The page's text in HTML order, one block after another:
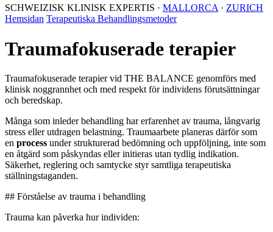
SCHWEIZISK KLINISK EXPERTIS · MALLORCA · ZURICH
Hemsidan Terapeutiska Behandlingsmetoder
Traumafokuserade terapier
Traumafokuserade terapier vid THE BALANCE genomförs med
klinisk noggrannhet och med respekt för individens förutsättningar
och beredskap.
Många som inleder behandling har erfarenhet av trauma, långvarig
stress eller utdragen belastning. Traumaarbete planeras därför som
en process under strukturerad bedömning och uppföljning, inte som
en åtgärd som påskyndas eller initieras utan tydlig indikation.
Säkerhet, reglering och samtycke styr samtliga terapeutiska
ställningstaganden.
## Förståelse av trauma i behandling
Trauma kan påverka hur individen: